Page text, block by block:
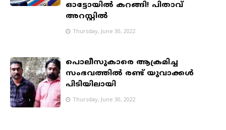
ഓട്ടോയില്‍ കറങ്ങി! പിതാവ്
അറസ്റ്റില്‍
Thursday, June 30, 2022
പൊലീസുകാരെ ആക്രമിച്ച
സംഭവത്തിൽ രണ്ട് യുവാക്കൾ
പിടിയിലായി
Thursday, June 30, 2022